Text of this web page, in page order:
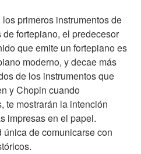
primeros instrumentos de
fortepiano, el predecesor
que emite un fortepiano es
moderno, y decae más
de los instrumentos que
y Chopin cuando
te mostrarán la intención
impresas en el papel.
de comunicarse con